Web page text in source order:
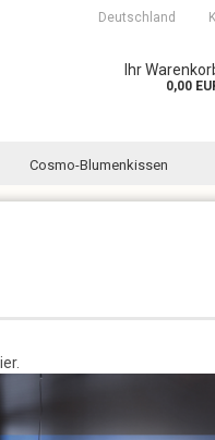
Deutschland
erstellen
vergessen?
Ihr
0,00
Cosmo-Blumenkissen